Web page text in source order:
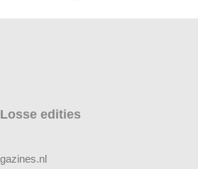
edities